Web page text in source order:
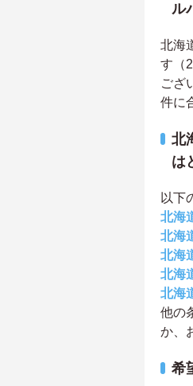
ル
北海
す（
ござ
件に
北
は
以下
北海
北海
北海
北海
北海
他の
か、
希